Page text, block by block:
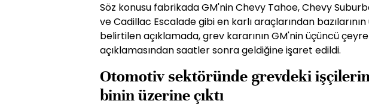
Söz konusu fabrikada GM'nin Chevy Tahoe, Chevy
ve Cadillac Escalade gibi en karlı araçlarından
belirtilen açıklamada, grev kararının GM'nin üçüncü
açıklamasından saatler sonra geldiğine işaret edildi.
Otomotiv sektöründe grevdeki işçilerin
binin üzerine çıktı